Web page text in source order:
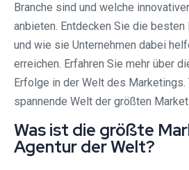
Branche sind und welche
anbieten. Entdecken Sie die
und wie sie Unternehmen dabei
erreichen. Erfahren Sie mehr über
Erfolge in der Welt des Marketings.
spannende Welt der größten
Was ist die größte
Agentur der Welt?